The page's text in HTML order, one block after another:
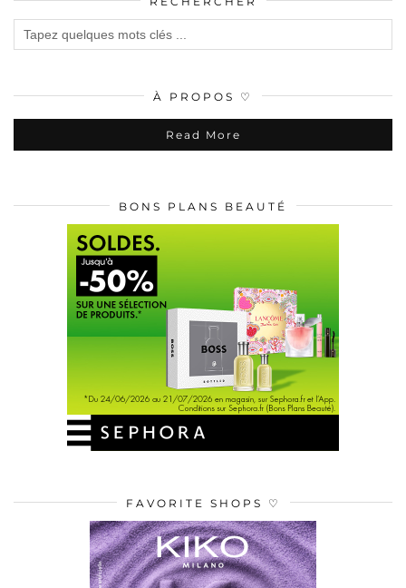
À PROPOS ♡
Read More
BONS PLANS BEAUTÉ
FAVORITE SHOPS ♡